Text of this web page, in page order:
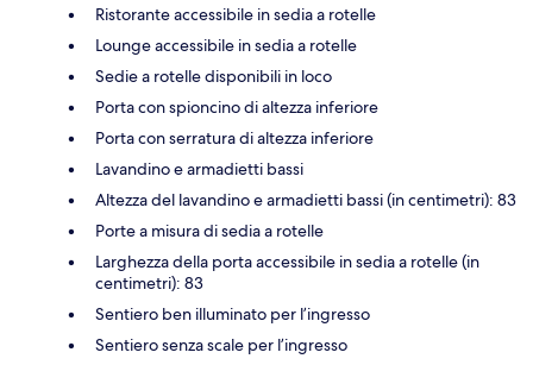
Ristorante accessibile in sedia a rotelle
Lounge accessibile in sedia a rotelle
Sedie a rotelle disponibili in loco
Porta con spioncino di altezza inferiore
Porta con serratura di altezza inferiore
Lavandino e armadietti bassi
Altezza del lavandino e armadietti bassi (in centimetri): 83
Porte a misura di sedia a rotelle
Larghezza della porta accessibile in sedia a rotelle (in
centimetri): 83
Sentiero ben illuminato per l’ingresso
Sentiero senza scale per l’ingresso